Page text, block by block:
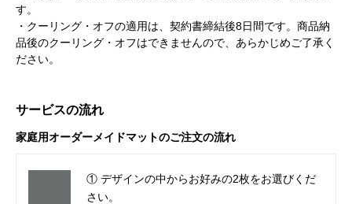
す。
・クーリング・オフの適用は、契約書締結後8日間です。商品納
品後のクーリング・オフはできませんので、あらかじめご了承く
ださい。
サービスの流れ
家庭用オーダーメイドマットのご注文の流れ
① デザインの中からお好みの2枚をお選びくだ
さい。